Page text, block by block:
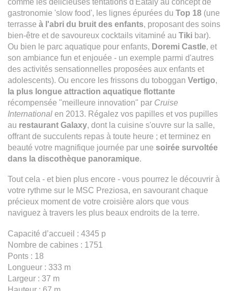
comme les délicieuses tentations d'Eataly au concept de
gastronomie 'slow food', les lignes épurées du Top 18 (une
terrasse à l'abri du bruit des enfants, proposant des soins
bien-être et de savoureux cocktails vitaminé au Tiki bar).
Ou bien le parc aquatique pour enfants, Doremi Castle, et
son ambiance fun et enjouée - un exemple parmi d'autres
des activités sensationnelles proposées aux enfants et
adolescents). Ou encore les frissons du toboggan Vertigo,
la plus longue attraction aquatique flottante
récompensée "meilleure innovation" par Cruise
International en 2013. Régalez vos papilles et vos pupilles
au restaurant Galaxy, dont la cuisine s'ouvre sur la salle,
offrant de succulents repas à toute heure ; et terminez en
beauté votre magnifique journée par une soirée survoltée
dans la discothèque panoramique.
Tout cela - et bien plus encore - vous pourrez le découvrir à
votre rythme sur le MSC Preziosa, en savourant chaque
précieux moment de votre croisière alors que vous
naviguez à travers les plus beaux endroits de la terre.
Capacité d’accueil : 4345 p
Nombre de cabines : 1751
Ponts : 18
Longueur : 333 m
Largeur : 37 m